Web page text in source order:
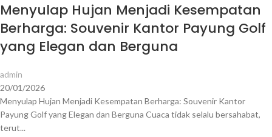
Menyulap Hujan Menjadi Kesempatan
Berharga: Souvenir Kantor Payung Golf
yang Elegan dan Berguna
admin
20/01/2026
Menyulap Hujan Menjadi Kesempatan Berharga: Souvenir Kantor
Payung Golf yang Elegan dan Berguna Cuaca tidak selalu bersahabat,
terut...